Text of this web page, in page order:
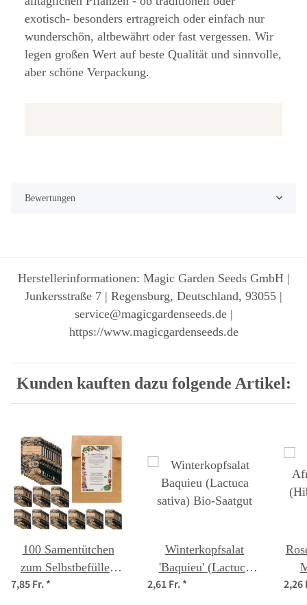
exotisch- besonders ertragreich oder einfach nur
wunderschön, altbewährt oder fast vergessen. Wir
legen großen Wert auf beste Qualität und sinnvolle,
aber schöne Verpackung.
Bewertungen
Herstellerinformationen: Magic Garden Seeds GmbH |
Junkersstraße 7 | Regensburg, Deutschland, 93055 |
service@magicgardenseeds.de |
https://www.magicgardenseeds.de
Kunden kauften dazu folgende Artikel:
100 Samentütchen
zum Selbstbefüllen
und Beschriften für
7,85 Fr.*
Winterkopfsalat
'Baquieu' (Lactuca
sativa) Bio-Saatgut
2,61 Fr.* 2,26